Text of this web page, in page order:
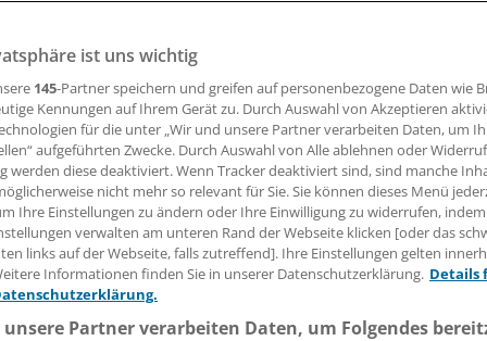
09:39 Uhr
MARBURG.DieÜbernahme des Grippeimpfstoffgeschäfts
CSL-Gruppeist nun auch in Deutschland
in das Grippeimpfstoffgeschäft von CSL wurde unter
ein neues Unternehmen gegründet.
ist uns wichtig
145-Partner speichern und greifen auf personenbezogene Daten wie
Kennungen auf Ihrem Gerät zu. Durch Auswahl von Akzeptieren
für die unter „Wir und unsere Partner verarbeiten Daten, um
aufgeführten Zwecke. Durch Auswahl von Alle ablehnen oder
werden diese deaktiviert. Wenn Tracker deaktiviert sind, sind manche
nicht mehr so relevant für Sie. Sie können dieses Menü
Ihre Einstellungen zu ändern oder Ihre Einwilligung zu widerrufen, indem
verwalten am unteren Rand der Webseite klicken [oder das
links auf der Webseite, falls zutreffend]. Ihre Einstellungen gelten
Informationen finden Sie in unserer Datenschutzerklärung. Details
Partner verarbeiten Daten, um Folgendes